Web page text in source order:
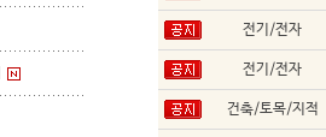
전기/전자
전기/전자
건축/토목/지적